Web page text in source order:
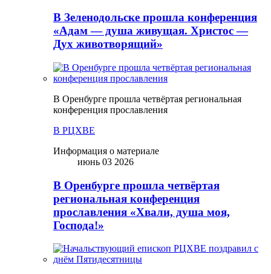
В Зеленодольске прошла конференция
«Адам — душа живущая. Христос —
Дух животворящий»
В Оренбурге прошла четвёртая региональная
конференция прославления
В РЦХВЕ
Информация о материале
июнь 03 2026
В Оренбурге прошла четвёртая
региональная конференция
прославления «Хвали, душа моя,
Господа!»